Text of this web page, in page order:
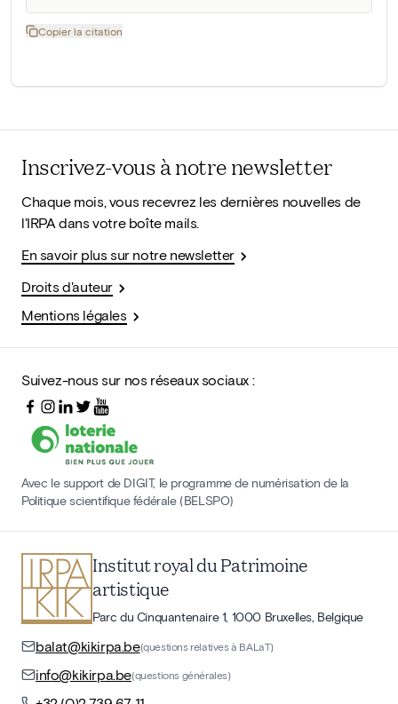
Copier la citation
Inscrivez-vous à notre newsletter
Chaque mois, vous recevrez les dernières nouvelles de
l'IRPA dans votre boîte mails.
En savoir plus sur notre newsletter
Droits d'auteur
Mentions légales
Suivez-nous sur nos réseaux sociaux :
Avec le support de DIGIT, le programme de numérisation de la
Politique scientifique fédérale (BELSPO)
Institut royal du Patrimoine
artistique
Parc du Cinquantenaire 1, 1000 Bruxelles, Belgique
balat@kikirpa.be(questions relatives à BALaT)
info@kikirpa.be(questions générales)